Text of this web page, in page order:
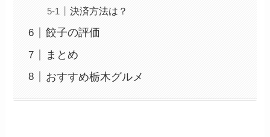
決済方法は？
餃子の評価
まとめ
おすすめ栃木グルメ